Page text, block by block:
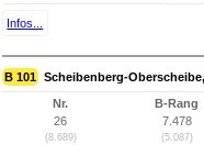
Infos...
B 101 Scheibenberg-
Nr.
26
(8.689)
B-Rang
7.478
(5.087)